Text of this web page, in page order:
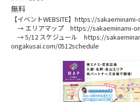
BLOG
CONTACT
無料
【イベントWEBSITE】https://
→ エリアマップ https://sakaeminami-
→ 5/12 スケジュール https://
ongakusai.com/0512schedule